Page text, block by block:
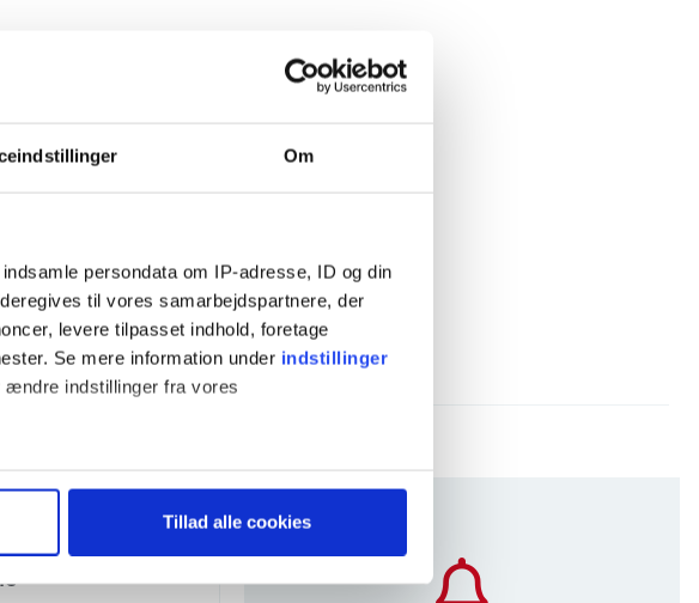
Om
persondata om IP-adresse, ID og din
til vores samarbejdspartnere, der
levere tilpasset indhold, foretage
Se mere information under indstillinger
indstillinger fra vores
(fingerprinting)
Tillad alle cookies